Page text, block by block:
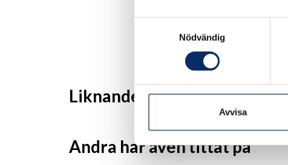
Nödvändig
Avvisa
Liknande produkter
Andra har även tittat på